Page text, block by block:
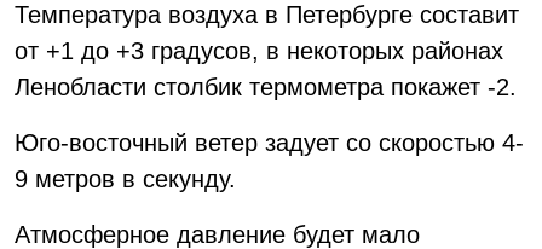
Температура воздуха в Петербурге составит
от +1 до +3 градусов, в некоторых районах
Ленобласти столбик термометра покажет -2.
Юго-восточный ветер задует со скоростью 4-
9 метров в секунду.
Атмосферное давление будет мало